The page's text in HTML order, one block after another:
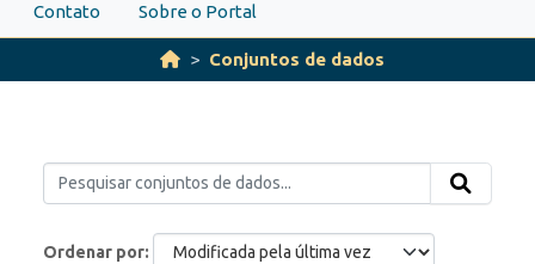
Contato Sobre o Portal
Conjuntos de dados
Ordenar por